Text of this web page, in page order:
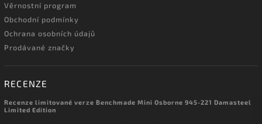
Věrnostní program
Obchodní podmínky
Ochrana osobních údajů
Prodávané značky
RECENZE
Recenze limitované verze Benchmade Mini Osborne 945-221 Damasteel
Limited Edition